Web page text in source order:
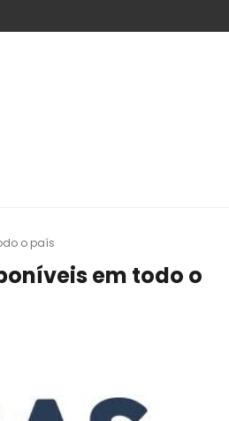
o país
em todo o